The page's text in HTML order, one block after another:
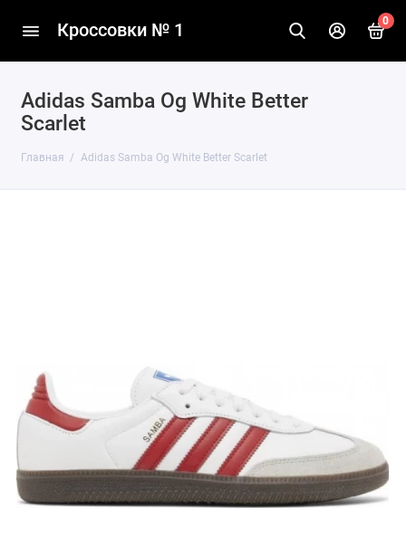
Кроссовки № 1 0
Adidas Samba Og White Better
Scarlet
Главная Adidas Samba Og White Better Scarlet